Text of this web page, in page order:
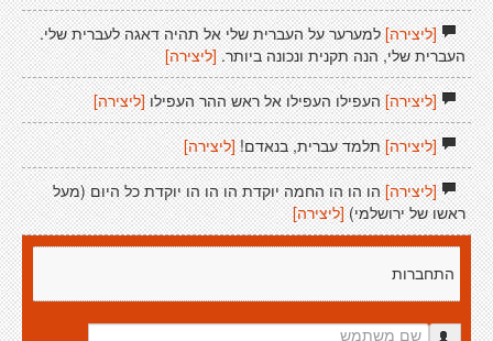
[ליצירה]למערער על העברית שלי אל תהיה דאגה לעברית שלי.
העברית שלי, הנה תקנית ונכונה ביותר. [ליצירה]
[ליצירה]העפילו העפילו אל ראש ההר העפילו [ליצירה]
[ליצירה]תלמד עברית, בנאדם! [ליצירה]
[ליצירה]הו הו הו החמה יוקדת הו הו הו יוקדת כל היום (מעל
ראשו של ירושלמי) [ליצירה]
התחברות